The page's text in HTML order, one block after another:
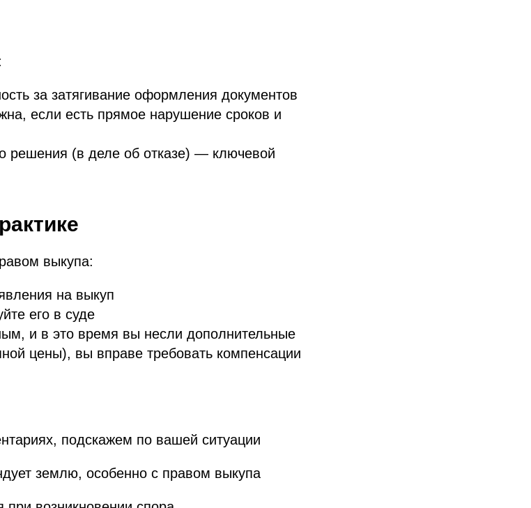
за затягивание оформления документов
если есть прямое нарушение сроков и
решения (в деле об отказе) — ключевой
выкупа:
на выкуп
его в суде
и в это время вы несли дополнительные
цены), вы вправе требовать компенсации
подскажем по вашей ситуации
землю, особенно с правом выкупа